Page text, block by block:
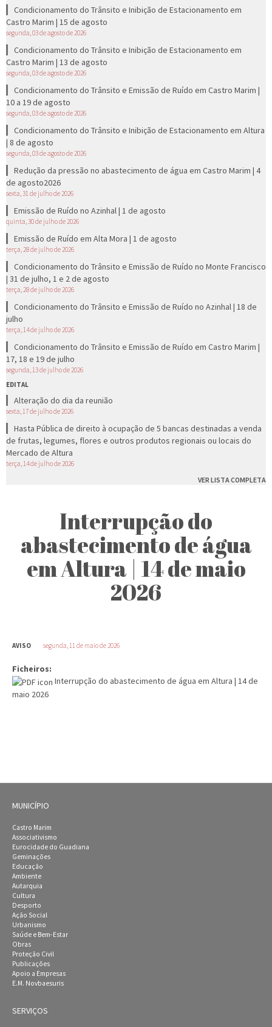
Condicionamento do Trânsito e Inibição de Estacionamento em
Castro Marim | 15 de agosto
segunda, 03 de agosto de 2026
Condicionamento do Trânsito e Inibição de Estacionamento em
Castro Marim | 13 de agosto
segunda, 03 de agosto de 2026
Condicionamento do Trânsito e Emissão de Ruído em Castro Marim |
10 a 19 de agosto
segunda, 03 de agosto de 2026
Condicionamento do Trânsito e Inibição de Estacionamento em Altura
| 8 de agosto
segunda, 03 de agosto de 2026
Redução da pressão no abastecimento de água em Castro Marim | 4
de agosto2026
sexta, 31 de julho de 2026
Emissão de Ruído no Azinhal | 1 de agosto
quinta, 30 de julho de 2026
Emissão de Ruído em Alta Mora | 1 de agosto
terça, 28 de julho de 2026
Condicionamento do Trânsito e Emissão de Ruído no Monte Francisco
| 31 de julho, 1 e 2 de agosto
terça, 28 de julho de 2026
Condicionamento do Trânsito e Emissão de Ruído no Azinhal | 18 de
julho
terça, 14 de julho de 2026
Condicionamento do Trânsito e Emissão de Ruído em Castro Marim |
17, 18 e 19 de julho
segunda, 13 de julho de 2026
EDITAL
Alteração do dia da reunião
sexta, 17 de julho de 2026
Hasta Pública de direito à ocupação de 5 bancas destinadas a venda
de frutas, legumes, flores e outros produtos regionais ou locais do
Mercado de Altura
terça, 14 de julho de 2026
VER LISTA COMPLETA
Interrupção do
abastecimento de água
em Altura | 14 de maio
2026
AVISO segunda, 11 de maio de 2026
Ficheiros:
Interrupção do abastecimento de água em Altura | 14 de
maio 2026
MUNICÍPIO
Castro Marim
Associativismo
Eurocidade do Guadiana
Geminações
Educação
Ambiente
Autarquia
Cultura
Desporto
Ação Social
Urbanismo
Saúde e Bem-Estar
Obras
Proteção Civil
Publicações
Apoio a Empresas
E.M. Novbaesuris
SERVIÇOS